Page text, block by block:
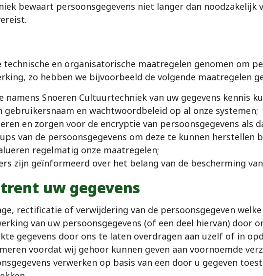
bewaart persoonsgegevens niet langer dan
technische en organisatorische maatregelen genomen om
zo hebben we bijvoorbeeld de volgende maatregelen
namens Snoeren Cultuurtechniek van uw gegevens kennis
gebruikersnaam en wachtwoordbeleid op al onze systemen;
en zorgen voor de encryptie van persoonsgegevens als
van de persoonsgegevens om deze te kunnen herstellen
regelmatig onze maatregelen;
zijn geïnformeerd over het belang van de bescherming
uw gegevens
rectificatie of verwijdering van de persoonsgegeven
van uw persoonsgegevens (of een deel hiervan) door
gegevens door ons te laten overdragen aan uzelf of in
voordat wij gehoor kunnen geven aan voornoemde
verwerken op basis van een door u gegeven